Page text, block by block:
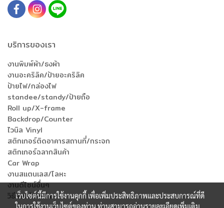
บริการของเรา
งานพิมพ์ผ้า/ธงผ้า
งานอะคริลิค/ป้ายอะคริลิค
ป้ายไฟ/กล่องไฟ
standee/standy/ป้ายถือ
Roll up/X-frame
Backdrop/Counter
ไวนิล Vinyl
สติกเกอร์ติดอาคารสถานที่/กระจก
สติกเกอร์ฉลากสินค้า
Car Wrap
งานสแตนเลส/โลหะ
งานดีไซน์อื่นๆ
วิธีการชำระเงิน
เว็บไซต์นี้มีการใช้งานคุกกี้ เพื่อเพิ่มประสิทธิภาพและประสบการณ์ที่ดี
ในการใช้งานเว็บไซต์ของท่าน ท่านสามารถอ่านรายละเอียดเพิ่มเติม